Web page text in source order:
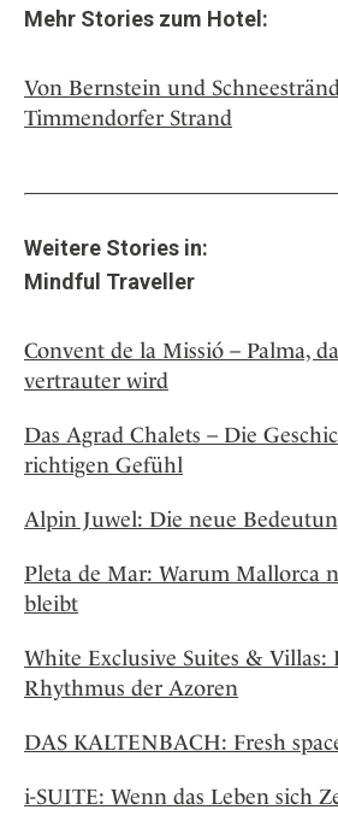
Mehr Stories zum Hotel:
Von Bernstein und
Timmendorfer Strand
Weitere Stories in:
Mindful Traveller
Convent de la Missió – Palma,
vertrauter wird
Das Agrad Chalets – Die
richtigen Gefühl
Alpin Juwel: Die neue
Pleta de Mar: Warum Mallorca
bleibt
White Exclusive Suites & Villas:
Rhythmus der Azoren
DAS KALTENBACH: Fresh
i-SUITE: Wenn das Leben sich